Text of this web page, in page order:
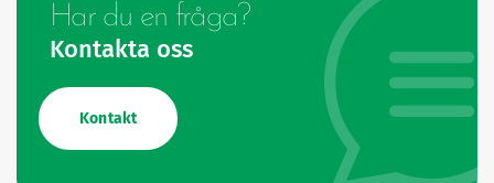
Har du en fråga?
Kontakta oss
Kontakt